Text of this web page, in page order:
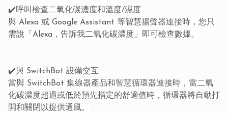
✔️呼叫檢查二氧化碳濃度和溫度/濕度
與 Alexa 或 Google Assistant 等智慧揚聲器連接時，您只
需說「Alexa，告訴我二氧化碳濃度」即可檢查數據。
✔️與 SwitchBot 設備交互
當與 SwitchBot 集線器產品和智慧循環器連接時，當二氧
化碳濃度超過或低於預先指定的舒適值時，循環器將自動打
開和關閉以提供通風。